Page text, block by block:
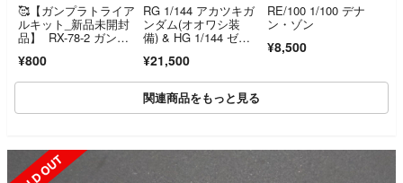
🥰【ガンプラトライア
ルキット_新品未開封
品】 RX-78-2 ガンダ
¥800
RG 1/144 アカツキガ
ンダム(オオワシ装
備) & HG 1/144 ゼウ
タムジョイントパーツ
セット
¥21,500
RE/100 1/100 デナ
ン・ゾン
¥8,500
関連商品をもっと見る